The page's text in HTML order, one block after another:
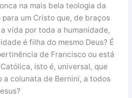
na mais bela teologia da
um Cristo que, de braços
vida por toda a humanidade,
é filha do mesmo Deus? É
de Francisco ou está
isto é, universal, que
a colunata de Bernini, a todos